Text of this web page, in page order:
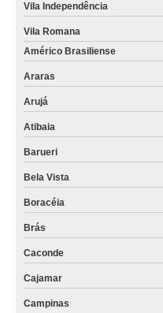
Vila Independência
Vila Romana
Américo Brasiliense
Araras
Arujá
Atibaia
Barueri
Bela Vista
Boracéia
Brás
Caconde
Cajamar
Campinas